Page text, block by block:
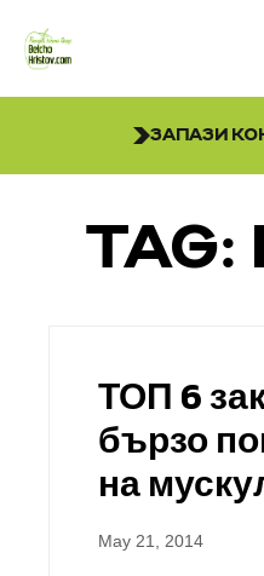
ЗАПАЗИ
TAG:
ТОП 6
бързо
на
May 21, 2014